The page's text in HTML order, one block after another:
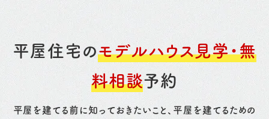
平屋住宅のモデルハウス見学・無
料相談予約
平屋を建てる前に知っておきたいこと、平屋を建てるための